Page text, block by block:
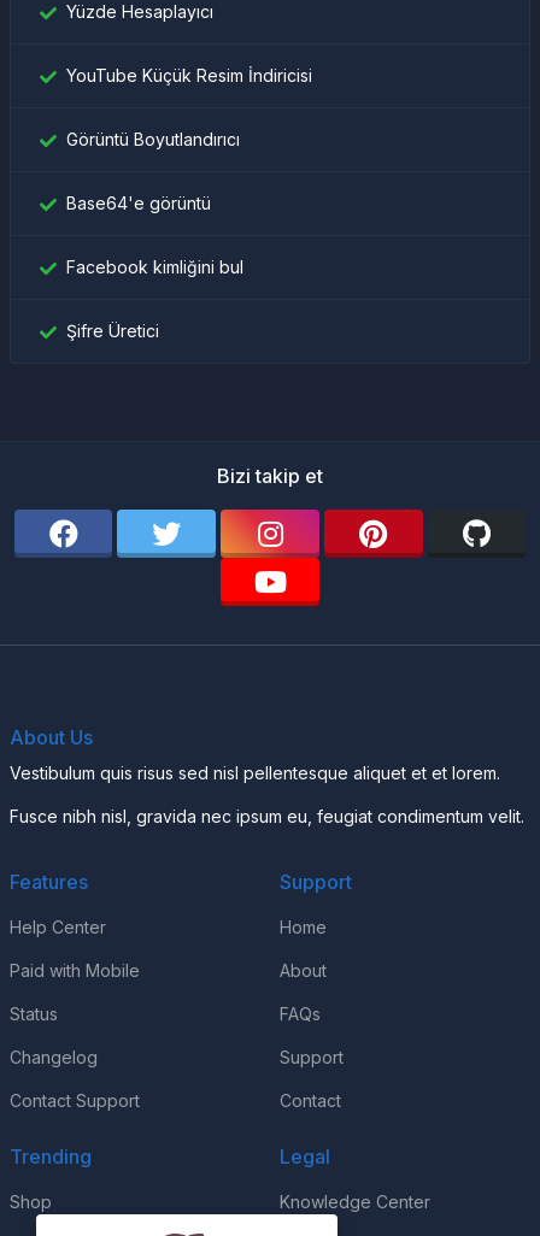
Yüzde Hesaplayıcı
YouTube Küçük Resim İndiricisi
Görüntü Boyutlandırıcı
Base64'e görüntü
Facebook kimliğini bul
Şifre Üretici
Bizi takip et
About Us
Vestibulum quis risus sed nisl pellentesque aliquet et et lorem.
Fusce nibh nisl, gravida nec ipsum eu, feugiat condimentum velit.
Features
Help Center
Paid with Mobile
Status
Changelog
Contact Support
Support
Home
About
FAQs
Support
Contact
Trending
Shop
Legal
Knowledge Center